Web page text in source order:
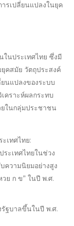
ารเปลี่ยนแปลงในยุค
ในประเทศไทย ซึ่งมี
คสมัย วัตถุประสงค์
นแปลงของระบบ
คราะห์ผลกระทบ
ยในกลุ่มประชาชน
เทศไทย:
ระเทศไทยในช่วง
ความนิยมอย่างสูง
ย ก ข” ในปี พ.ศ.
ฐบาลขึ้นในปี พ.ศ.